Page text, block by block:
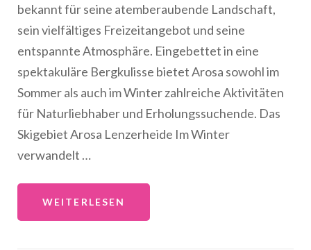
bekannt für seine atemberaubende Landschaft,
sein vielfältiges Freizeitangebot und seine
entspannte Atmosphäre. Eingebettet in eine
spektakuläre Bergkulisse bietet Arosa sowohl im
Sommer als auch im Winter zahlreiche Aktivitäten
für Naturliebhaber und Erholungssuchende. Das
Skigebiet Arosa Lenzerheide Im Winter
verwandelt …
WEITERLESEN